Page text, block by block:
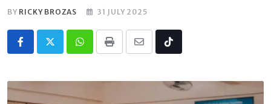
BY RICKY BROZAS 31 JULY 2025
Whatsapp
Print
Share
Email
Tiktok